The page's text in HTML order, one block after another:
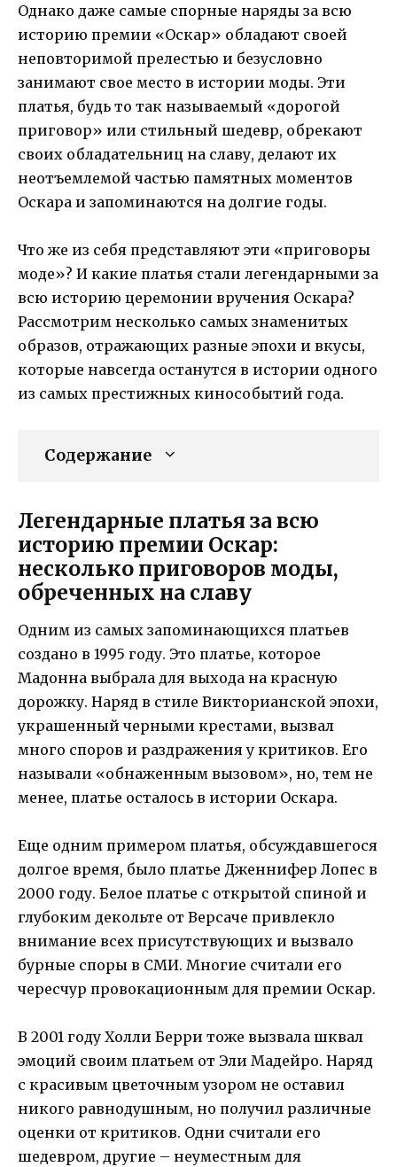
Однако даже самые спорные наряды за всю
историю премии «Оскар» обладают своей
неповторимой прелестью и безусловно
занимают свое место в истории моды. Эти
платья, будь то так называемый «дорогой
приговор» или стильный шедевр, обрекают
своих обладательниц на славу, делают их
неотъемлемой частью памятных моментов
Оскара и запоминаются на долгие годы.
Что же из себя представляют эти «приговоры
моде»? И какие платья стали легендарными за
всю историю церемонии вручения Оскара?
Рассмотрим несколько самых знаменитых
образов, отражающих разные эпохи и вкусы,
которые навсегда останутся в истории одного
из самых престижных кинособытий года.
Содержание
Легендарные платья за всю
историю премии Оскар:
несколько приговоров моды,
обреченных на славу
Одним из самых запоминающихся платьев
создано в 1995 году. Это платье, которое
Мадонна выбрала для выхода на красную
дорожку. Наряд в стиле Викторианской эпохи,
украшенный черными крестами, вызвал
много споров и раздражения у критиков. Его
называли «обнаженным вызовом», но, тем не
менее, платье осталось в истории Оскара.
Еще одним примером платья, обсуждавшегося
долгое время, было платье Дженнифер Лопес в
2000 году. Белое платье с открытой спиной и
глубоким декольте от Версаче привлекло
внимание всех присутствующих и вызвало
бурные споры в СМИ. Многие считали его
чересчур провокационным для премии Оскар.
В 2001 году Холли Берри тоже вызвала шквал
эмоций своим платьем от Эли Мадейро. Наряд
с красивым цветочным узором не оставил
никого равнодушным, но получил различные
оценки от критиков. Одни считали его
шедевром, другие – неуместным для